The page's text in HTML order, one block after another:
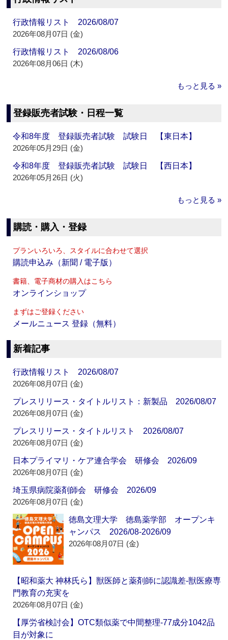
行政情報リスト 2026/08/07
2026年08月07日 (金)
行政情報リスト 2026/08/06
2026年08月06日 (木)
もっと見る »
登録販売者試験・日程一覧
令和8年度 登録販売者試験 試験日 【東日本】
2026年05月29日 (金)
令和8年度 登録販売者試験 試験日 【西日本】
2026年05月26日 (火)
もっと見る »
購読・購入・登録
プランいろいろ、スタイルに合わせて選択
購読申込み（新聞 / 電子版）
書籍、電子商材の購入はこちら
オンラインショップ
まずはご登録ください
メールニュース 登録（無料）
新着記事
行政情報リスト 2026/08/07
2026年08月07日 (金)
プレスリリース・タイトルリスト：新製品 2026/08/07
2026年08月07日 (金)
プレスリリース・タイトルリスト 2026/08/07
2026年08月07日 (金)
日本プライマリ・ケア連合学会 研修会 2026/09
2026年08月07日 (金)
埼玉県病院薬剤師会 研修会 2026/09
2026年08月07日 (金)
徳島文理大学 徳島薬学部 オープンキ
ャンパス 2026/08-2026/09
2026年08月07日 (金)
【昭和薬大 神林氏ら】獣医師と薬剤師に認識差‐獣医療専
門教育の充実を
2026年08月07日 (金)
【厚労省検討会】OTC類似薬で中間整理‐77成分1042品
目が対象に